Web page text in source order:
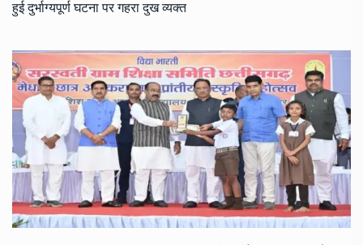
हुई दुर्भाग्यपूर्ण घटना पर गहरा दुख व्यक्त